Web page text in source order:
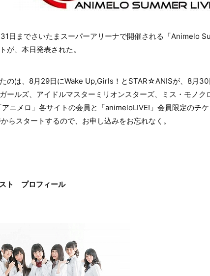
日までさいたまスーパーアリーナで開催される「Animelo
が、本日発表された。
のは、8月29日にWake Up,Girls！とSTAR☆ANISが、8月
ールズ、アイドルマスターミリオンスターズ、ミス・モノク
アニメロ」各サイトの会員と「animeloLIVE!」会員限定のチ
らスタートするので、お申し込みをお忘れなく。
ト プロフィール